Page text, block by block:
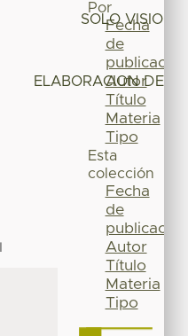
SOLO VISION
ELABORACION DEL
Por
Fecha
de
publicación
Autor
Título
Materia
Tipo
Esta
colección
Fecha
de
publicación
Autor
Título
Materia
Tipo